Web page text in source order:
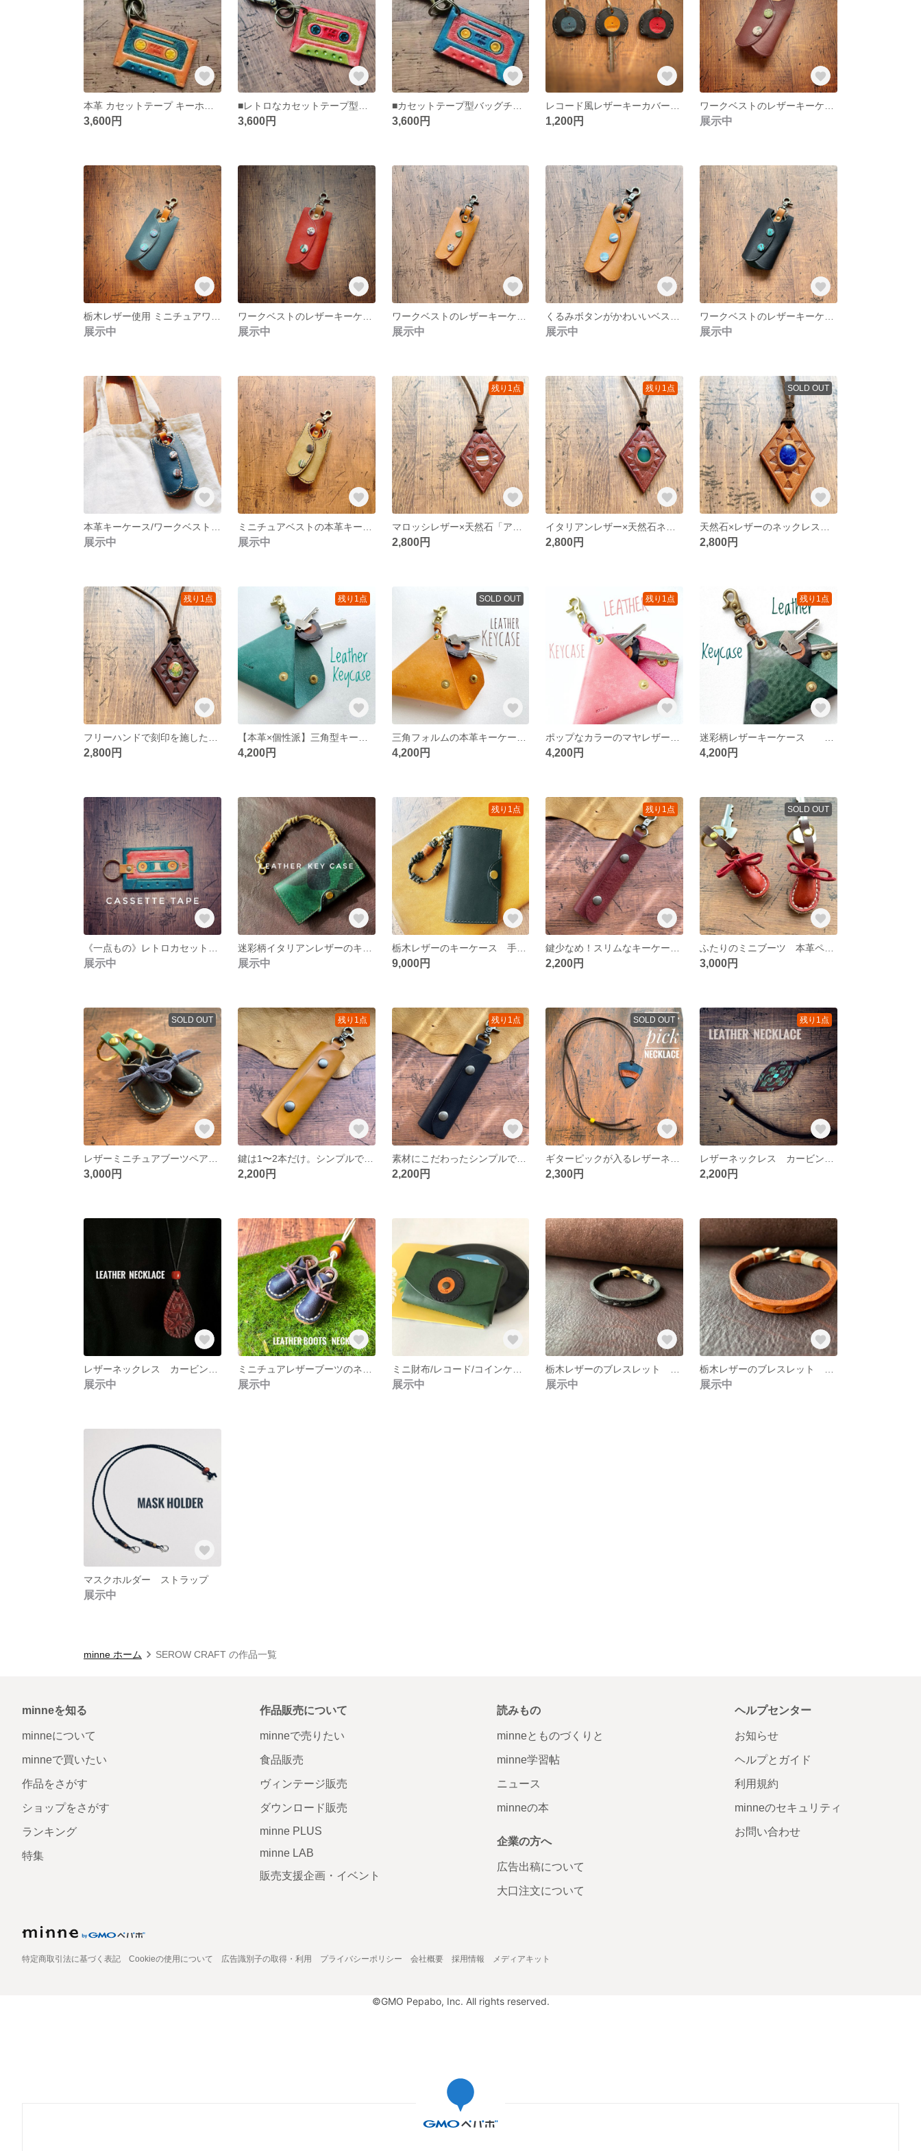
3,600円 3,600円 3,600円 1,200円 展示中
展示中 展示中 展示中 展示中 展示中
展示中 展示中
残り1点
2,800円
残り1点
2,800円
SOLD OUT
2,800円
残り1点
2,800円
残り1点
4,200円
SOLD OUT
4,200円
残り1点
4,200円
残り1点
4,200円
展示中 展示中
残り1点
栃木レザーのキーケース 手縫い ギフト 本革 メンズ ユニセックス
9,000円
残り1点
2,200円
SOLD OUT
3,000円
SOLD OUT
3,000円
残り1点
鍵は1〜2本だけ。シンプルでスリムなキーケース 素材はこだわりのイングリッシュブライドルレザー
2,200円
残り1点
素材にこだわったシンプルでスリムなキーケース 栃木レザー
2,200円
SOLD OUT
2,300円
残り1点
2,200円
展示中 展示中 展示中 展示中 展示中
マスクホルダー ストラップ
展示中
minne ホーム SEROW CRAFT の作品一覧
minneを知る
minneについて
minneで買いたい
作品をさがす
ショップをさがす
ランキング
特集
作品販売について
minneで売りたい
食品販売
ヴィンテージ販売
ダウンロード販売
minne PLUS
minne LAB
販売支援企画・イベント
読みもの
minneとものづくりと
minne学習帖
ニュース
minneの本
企業の方へ
広告出稿について
大口注文について
ヘルプセンター
お知らせ
ヘルプとガイド
利用規約
minneのセキュリティ
お問い合わせ
特定商取引法に基づく表記 Cookieの使用について 広告識別子の取得・利用 プライバシーポリシー 会社概要 採用情報 メディアキット
©GMO Pepabo, Inc. All rights reserved.